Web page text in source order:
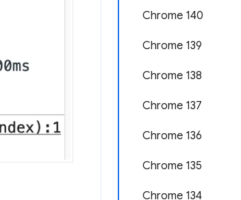
Chrome 140
Chrome 139
Chrome 138
Chrome 137
Chrome 136
Chrome 135
Chrome 134